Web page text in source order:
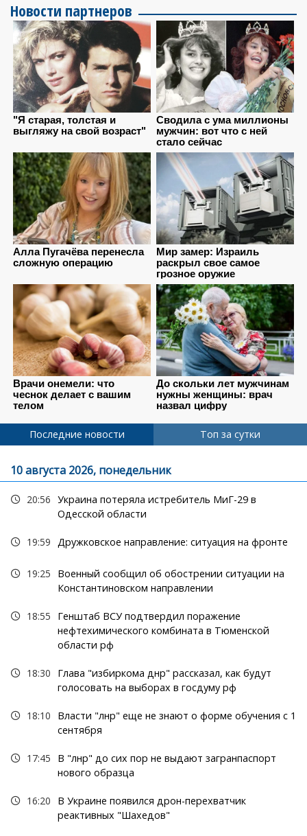
Новости партнеров
Последние новости Топ за сутки
10 августа 2026, понедельник
20:56 Украина потеряла истребитель МиГ-29 в
Одесской области
19:59 Дружковское направление: ситуация на фронте
19:25
Военный сообщил об обострении ситуации на
Константиновском направлении
18:55
Генштаб ВСУ подтвердил поражение
нефтехимического комбината в Тюменской
области рф
18:30
Глава "избиркома днр" рассказал, как будут
голосовать на выборах в госдуму рф
18:10
Власти "лнр" еще не знают о форме обучения с 1
сентября
17:45
В "лнр" до сих пор не выдают загранпаспорт
нового образца
16:20
В Украине появился дрон-перехватчик
реактивных "Шахедов"